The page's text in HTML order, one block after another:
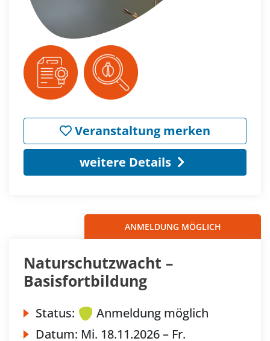
Veranstaltung merken
weitere Details
ANMELDUNG MÖGLICH
Naturschutzwacht –
Basisfortbildung
Status:
Anmeldung möglich
Datum: Mi. 18.11.2026 – Fr.